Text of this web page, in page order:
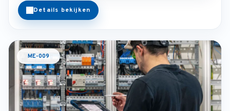
Details bekijken
ME-009